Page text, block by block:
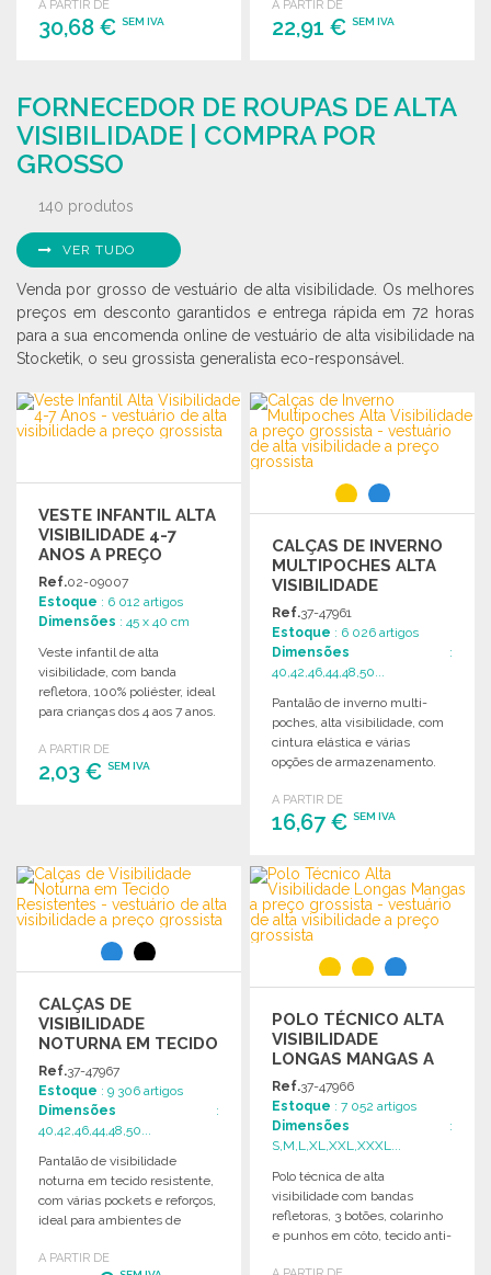
A PARTIR DE
30,68 € SEM IVA
Solicitar um orçamento
A PARTIR DE
22,91 €SEM IVA
Solicitar um orçamento
FORNECEDOR DE ROUPAS DE ALTA
VISIBILIDADE | COMPRA POR
GROSSO
140 produtos
VER TUDO
Venda por grosso de vestuário de alta visibilidade. Os melhores
preços em desconto garantidos e entrega rápida em 72 horas
para a sua encomenda online de vestuário de alta visibilidade na
Stocketik, o seu grossista generalista eco-responsável.
VESTE INFANTIL ALTA
VISIBILIDADE 4-7
ANOS A PREÇO
GROSSISTA
Ref.02-09007
Estoque : 6 012 artigos
Dimensões : 45 x 40 cm
Veste infantil de alta
visibilidade, com banda
refletora, 100% poliéster, ideal
para crianças dos 4 aos 7 anos.
A PARTIR DE
2,03 € SEM IVA
CALÇAS DE INVERNO
MULTIPOCHES ALTA
VISIBILIDADE
Ref.37-47961
Estoque : 6 026 artigos
Dimensões :
40,42,46,44,48,50...
Pantalão de inverno multi-
poches, alta visibilidade, com
cintura elástica e várias
opções de armazenamento.
segurança.
A PARTIR DE
16,67 €SEM IVA
ENCOMENDAR
Solicitar um orçamento
CALÇAS DE
VISIBILIDADE
NOTURNA EM TECIDO
RESISTENTES
Ref.37-47967
Estoque : 9 306 artigos
Dimensões :
40,42,46,44,48,50...
Pantalão de visibilidade
noturna em tecido resistente,
com várias pockets e reforços,
ideal para ambientes de
A PARTIR DE
POLO TÉCNICO ALTA
VISIBILIDADE
LONGAS MANGAS A
PREÇO GROSSISTA
Ref.37-47966
Estoque : 7 052 artigos
Dimensões :
S,M,L,XL,XXL,XXXL...
Polo técnica de alta
visibilidade com bandas
refletoras, 3 botões, colarinho
e punhos em côto, tecido anti-